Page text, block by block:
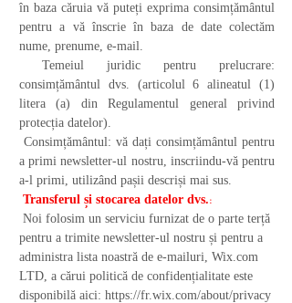
în baza căruia vă puteți exprima consimțământul
pentru a vă înscrie în baza de date colectăm
nume, prenume, e-mail.
Temeiul juridic pentru prelucrare:
consimțământul dvs. (articolul 6 alineatul (1)
litera (a) din Regulamentul general privind
protecția datelor).
Consimțământul: vă dați consimțământul pentru
a primi newsletter-ul nostru, inscriindu-vă pentru
a-l primi, utilizând pașii descriși mai sus.
Transferul și stocarea datelor dvs.:
Noi folosim un serviciu furnizat de o parte terță
pentru a trimite newsletter-ul nostru și pentru a
administra lista noastră de e-mailuri, Wix.com
LTD, a cărui politică de confidențialitate este
disponibilă aici: https://fr.wix.com/about/privacy